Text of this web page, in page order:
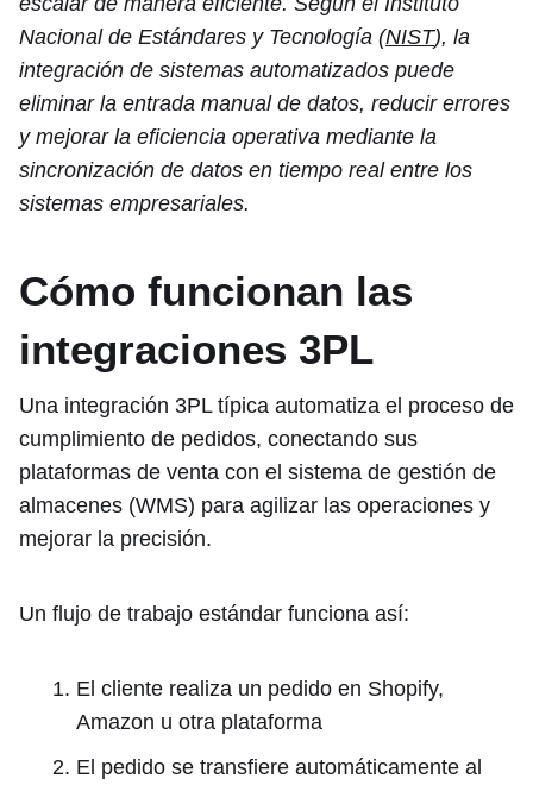
Nacional de Estándares y Tecnología (NIST), la
integración de sistemas automatizados puede
eliminar la entrada manual de datos, reducir errores
y mejorar la eficiencia operativa mediante la
sincronización de datos en tiempo real entre los
sistemas empresariales.
Cómo funcionan las
integraciones 3PL
Una integración 3PL típica automatiza el proceso de
cumplimiento de pedidos, conectando sus
plataformas de venta con el sistema de gestión de
almacenes (WMS) para agilizar las operaciones y
mejorar la precisión.
Un flujo de trabajo estándar funciona así:
El cliente realiza un pedido en Shopify,
Amazon u otra plataforma
El pedido se transfiere automáticamente al